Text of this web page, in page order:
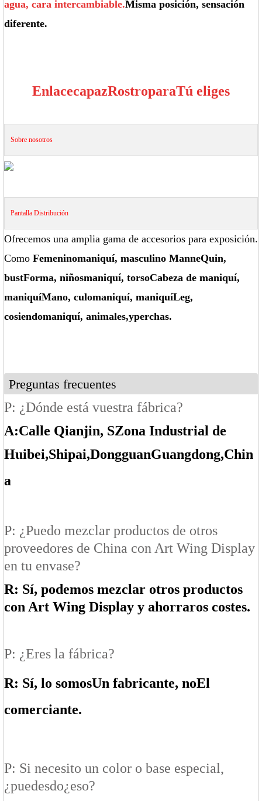
agua, cara intercambiable.Misma posición, sensación
diferente.
EnlacecapazRostroparaTú eliges
Sobre nosotros
Pantalla Distribución
Ofrecemos una amplia gama de accesorios para exposición.
Como Femeninomaniquí, masculino ManneQuin,
bustForma, niñosmaniquí, torsoCabeza de maniquí,
maniquíMano, culomaniquí, maniquíLeg,
cosiendomaniquí, animales,yperchas.
Preguntas frecuentes
P: ¿Dónde está vuestra fábrica?
A:Calle Qianjin, SZona Industrial de
Huibei,Shipai,DongguanGuangdong,Chin
a
P: ¿Puedo mezclar productos de otros
proveedores de China con Art Wing Display
en tu envase?
R: Sí, podemos mezclar otros productos
con Art Wing Display y ahorraros costes.
P: ¿Eres la fábrica?
R: Sí, lo somosUn fabricante, noEl
comerciante.
P: Si necesito un color o base especial,
¿puedesdo¿eso?